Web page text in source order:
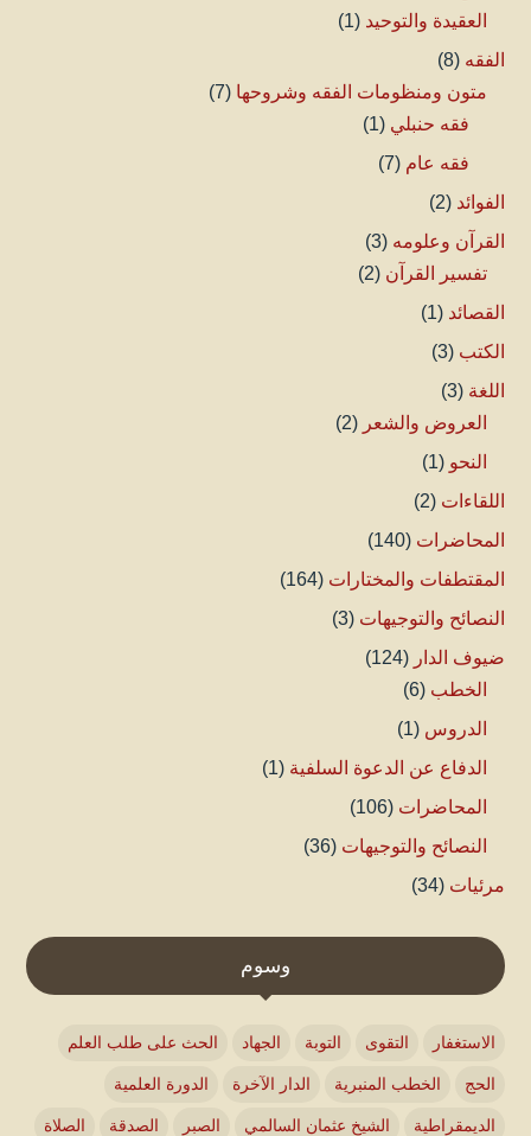
العقيدة والتوحيد (1)
الفقه (8)
متون ومنظومات الفقه وشروحها (7)
فقه حنبلي (1)
فقه عام (7)
الفوائد (2)
القرآن وعلومه (3)
تفسير القرآن (2)
القصائد (1)
الكتب (3)
اللغة (3)
العروض والشعر (2)
النحو (1)
اللقاءات (2)
المحاضرات (140)
المقتطفات والمختارات (164)
النصائح والتوجيهات (3)
ضيوف الدار (124)
الخطب (6)
الدروس (1)
الدفاع عن الدعوة السلفية (1)
المحاضرات (106)
النصائح والتوجيهات (36)
مرئيات (34)
وسوم
الاستغفار التقوى التوبة الجهاد الحث على طلب العلم
الحج الخطب المنبرية الدار الآخرة الدورة العلمية
الديمقراطية الشيخ عثمان السالمي الصبر الصدقة الصلاة